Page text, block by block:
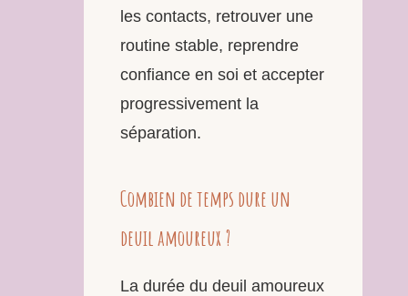
les contacts, retrouver une
routine stable, reprendre
confiance en soi et accepter
progressivement la
séparation.
Combien de temps dure un
deuil amoureux ?
La durée du deuil amoureux